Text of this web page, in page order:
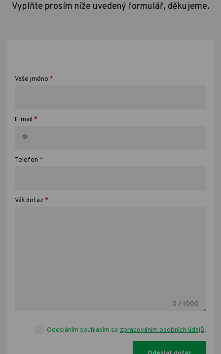
Vyplňte prosím níže uvedený formulář, děkujeme.
Vaše jméno *
E-mail *
Telefon *
Váš dotaz *
0 / 1000
Odesláním souhlasím se zpracováním osobních údajů.